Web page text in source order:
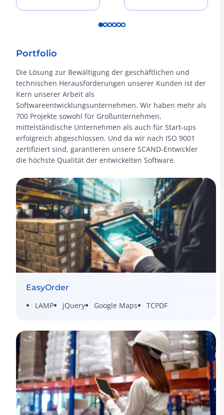
Portfolio
Die Lösung zur Bewältigung der geschäftlichen und
technischen Herausforderungen unserer Kunden ist der
Kern unserer Arbeit als
Softwareentwicklungsunternehmen. Wir haben mehr als
700 Projekte sowohl für Großunternehmen,
mittelständische Unternehmen als auch für Start-ups
erfolgreich abgeschlossen. Und da wir nach ISO 9001
zertifiziert sind, garantieren unsere SCAND-Entwickler
die höchste Qualität der entwickelten Software.
EasyOrder
LAMP
jQuery Google Maps TCPDF